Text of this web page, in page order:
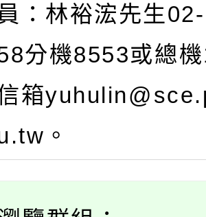
員：林裕浤先生
分機8553或總
箱
。